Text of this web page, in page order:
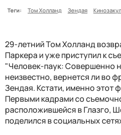
Теги:
Том Холланд Зендая
29-летний Том Холланд
Паркера и уже приступил к
"Человек-паук: Совершенно
неизвестно, вернется ли во
Зендая. Кстати, именно этот
Первыми кадрами со
расположившейся в Глазго,
поделился в социальных